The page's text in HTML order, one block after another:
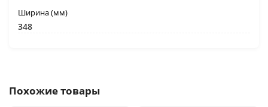
Ширина (мм)
348
Похожие товары